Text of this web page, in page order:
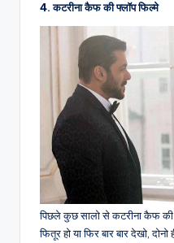
4. कटरीना कैफ की फ्लॉप फिल्मे
पिछले कुछ सालो से कटरीना कैफ की
फितूर हो या फिर बार बार देखो,